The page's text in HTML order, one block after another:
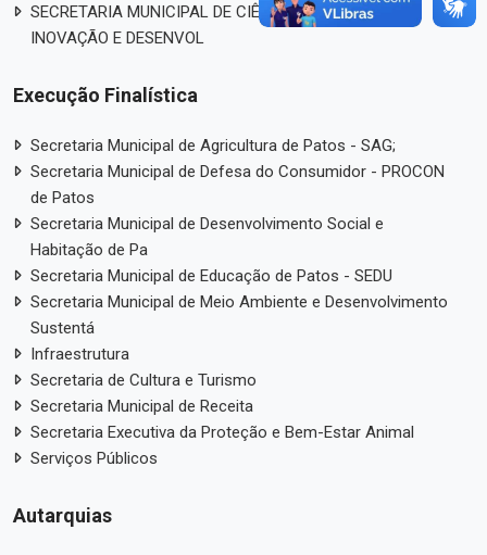
SECRETARIA MUNICIPAL DE CIÊNCIA, TECNOLOGIA,
INOVAÇÃO E DESENVOL
Execução Finalística
Secretaria Municipal de Agricultura de Patos - SAG;
Secretaria Municipal de Defesa do Consumidor - PROCON
de Patos
Secretaria Municipal de Desenvolvimento Social e
Habitação de Pa
Secretaria Municipal de Educação de Patos - SEDU
Secretaria Municipal de Meio Ambiente e Desenvolvimento
Sustentá
Infraestrutura
Secretaria de Cultura e Turismo
Secretaria Municipal de Receita
Secretaria Executiva da Proteção e Bem-Estar Animal
Serviços Públicos
Autarquias